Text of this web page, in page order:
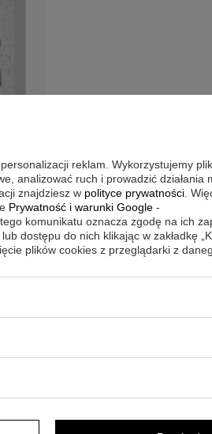
reklam. Wykorzystujemy
analizować ruch i prowadzić
znajdziesz w polityce prywatności .
Prywatność i warunki Google -
tego komunikatu oznacza zgodę na ich
dostępu do nich klikając w zakładkę
plików cookies z przeglądarki z